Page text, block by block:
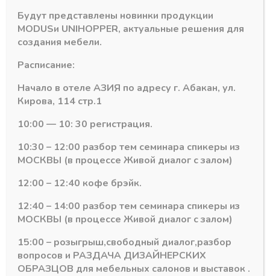
0,40х19 Кромка ПВХ
(200м) — Дуб кобург
CW-41
В наличии
8,11 ₽
Артикул:CW-41
CW-3001-911
В наличии
5,61₽
Артикул:CW-3001-911
Будут представлены новинки продукции
MODUSи UNIHOPPER, актуальные решения для
создания мебели.
Расписание:
Начало в отеле АЗИЯ по адресу г. Абакан, ул.
Кирова, 114 стр.1
10:00 — 10: 30 регистрация.
10:30 – 12:00 разбор тем семинара спикеры из
МОСКВЫ (в процессе Живой диалог с залом)
12:00 – 12:40 кофе брэйк.
12:40 – 14:00 разбор тем семинара спикеры из
МОСКВЫ (в процессе Живой диалог с залом)
15:00 – розыгрыш,свободный диалог,разбор
вопросов и РАЗДАЧА ДИЗАЙНЕРСКИХ
ОБРАЗЦОВ для мебельных салонов и выставок .